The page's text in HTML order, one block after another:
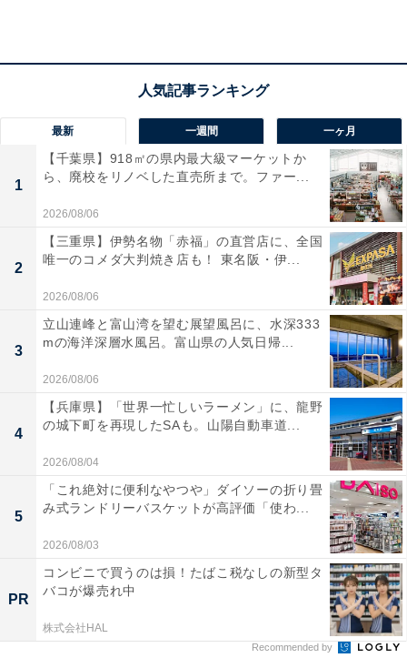
所在地：福島県郡山市熱海町熱海5丁目 8-60
交通手段：JR磐越西線「磐梯熱海駅」よりタクシーで約
5分（無料送迎あり・要連絡）／磐越自動車道「磐梯熱
海IC」より車で約8分
料金
大人1名（参考価格）：1万5400円
※料金は公式Webサイト参考価格
※プラン・部屋により価格は変動します
チェックイン・チェックアウト
チェックイン：15:00
チェックアウト：10:00
※プランにより時間が異なる可能性があります
【福島県の人気ホテル】「磐梯熱海温泉 ホテ
ル華の湯」は30種類の湯巡りと創作ビュッフ
ェが魅力
最新 一週間 一ヶ月
1
【千葉県】918㎡の県内最大級マーケットか
ら、廃校をリノベした直売所まで。ファー...
2026/08/06
2
【三重県】伊勢名物「赤福」の直営店に、全国
唯一のコメダ大判焼き店も！ 東名阪・伊...
2026/08/06
3
立山連峰と富山湾を望む展望風呂に、水深333
mの海洋深層水風呂。富山県の人気日帰...
2026/08/06
4
【兵庫県】「世界一忙しいラーメン」に、龍野
の城下町を再現したSAも。山陽自動車道...
2026/08/04
5
「これ絶対に便利なやつや」ダイソーの折り畳
み式ランドリーバスケットが高評価「使わ...
2026/08/03
PR
コンビニで買うのは損！たばこ税なしの新型タ
バコが爆売れ中
株式会社HAL
Recommended by